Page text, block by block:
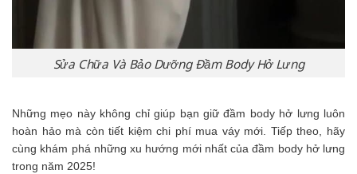
Sửa Chữa Và Bảo Dưỡng Đầm Body Hở Lưng
Những mẹo này không chỉ giúp bạn giữ đầm body hở lưng luôn
hoàn hảo mà còn tiết kiệm chi phí mua váy mới. Tiếp theo, hãy
cùng khám phá những xu hướng mới nhất của đầm body hở lưng
trong năm 2025!